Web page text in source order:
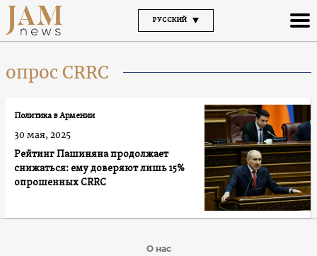
РУССКИЙ
опрос CRRC
Рейтинг Пашиняна продолжает
снижаться: ему доверяют лишь 15%
опрошенных CRRC
Политика в Армении
30 мая, 2025
О нас